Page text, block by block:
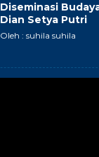
Diseminasi
Dian Setya Putri
Oleh : suhila suhila